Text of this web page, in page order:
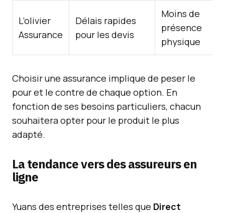
L’olivier
Assurance
Délais rapides
pour les devis
Moins de
présence
physique
Choisir une assurance implique de peser le
pour et le contre de chaque option. En
fonction de ses besoins particuliers, chacun
souhaitera opter pour le produit le plus
adapté.
La tendance vers des assureurs en
ligne
Yuans des entreprises telles que Direct